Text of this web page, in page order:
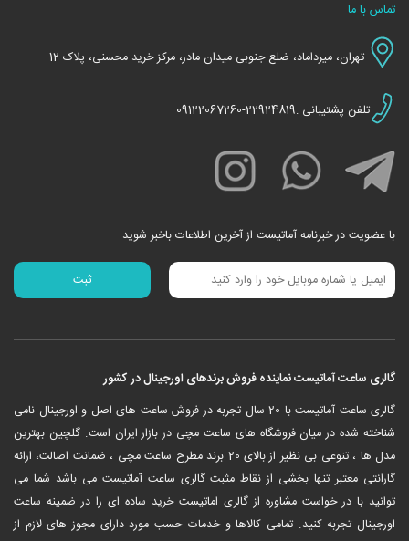
تماس با ما
تهران، میرداماد، ضلع جنوبی میدان مادر، مرکز خرید محسنی، پلاک 12
تلفن پشتیبانی :22924819-09122067260
با عضویت در خبرنامه آماتیست از آخرین اطلاعات باخبر شوید
گالری ساعت آماتیست نماینده فروش برندهای اورجینال در کشور
‎گالری ساعت آماتیست با 20 سال تجربه در فروش ساعت های اصل و اورجینال نامی
شناخته شده در میان فروشگاه های ساعت مچی در بازار ایران است. گلچین بهترین
مدل ها ، تنوعی بی نظیر از بالای 20 برند مطرح ساعت مچی ، ضمانت اصالت، ارائه
گارانتی معتبر تنها بخشی از نقاط مثبت گالری ساعت آماتیست می باشد شما می
توانید با در خواست مشاوره از گالری اماتیست خرید ساده ای را در ضمینه ساعت
اورجینال تجربه کنید. تمامی کالاها و خدمات حسب مورد دارای مجوز های لازم از